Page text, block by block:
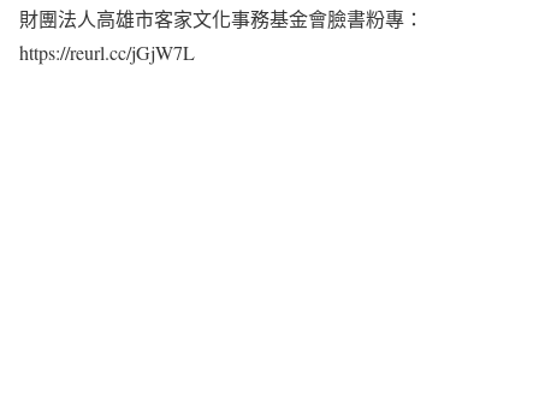
財團法人高雄市客家文化事務基金會臉書粉專：
https://reurl.cc/jGjW7L